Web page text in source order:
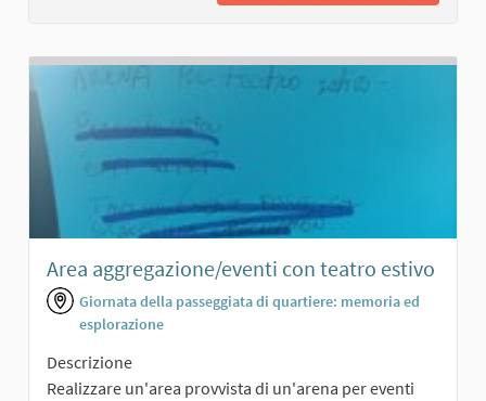
Area aggregazione/eventi con teatro estivo
Giornata della passeggiata di quartiere: memoria ed
esplorazione
Descrizione
Realizzare un'area provvista di un'arena per eventi